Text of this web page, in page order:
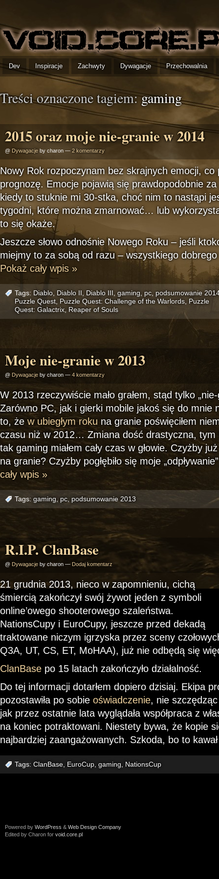
Dev Inspiracje Zachwyty Dywagacje Przechowalnia
Treści oznaczone tagiem:gaming
2015 oraz moje nie-granie w 2014
@ Dywagacje by charon — 2 komentarzy
Nowy Rok rozpoczynam bez skrajnych emocji, co
prognozę. Emocje pojawią się prawdopodobnie
kiedy to stuknie mi 30-stka, choć nim to nastąpi
tygodni, które można zmarnować… lub
to się okaże.
Jeszcze słowo odnośnie Nowego Roku – jeśli
miejmy to za sobą od razu – wszystkiego
Pokaż cały wpis »
Tags: Diablo Diablo II Diablo III gaming pc podsumowanie
Puzzle Quest Puzzle Quest: Challenge of the Warlords Puzzle
Quest: Galactrix Reaper of Souls
Moje nie-granie w 2013
@ Dywagacje by charon — 4 komentarzy
W 2013 rzeczywiście mało grałem, stąd tylko
Zarówno PC, jak i gierki mobile jakoś się do mnie
to, że w ubiegłym roku na granie poświęciłem
czasu niż w 2012… Zmiana dość drastyczna, tym
tak gaming miałem cały czas w głowie. Czyżby
na granie? Czyżby pogłębiło się moje
cały wpis »
Tags: gaming pc podsumowanie 2013
R.I.P. ClanBase
@ Dywagacje by charon — Dodaj komentarz
21 grudnia 2013, nieco w zapomnieniu, cichą
śmiercią zakończył swój żywot jeden z symboli
online’owego shooterowego szaleństwa.
NationsCupy i EuroCupy, jeszcze przed dekadą
traktowane niczym igrzyska przez sceny
Q3A, UT, CS, ET, MoHAA), już nie odbędą się
ClanBase po 15 latach zakończyło działalność.
Do tej informacji dotarłem dopiero dzisiaj. Ekipa
pozostawiła po sobie oświadczenie, nie
jak przez ostatnie lata wyglądała współpraca z
na koniec potraktowani. Niestety bywa, że kopie
najbardziej zaangażowanych. Szkoda, bo to
Tags: ClanBase EuroCup gaming NationsCup
Powered by WordPress & Web Design Company
Edited by Charon for void.core.pl